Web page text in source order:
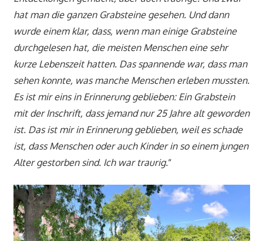
hat man die ganzen Grabsteine gesehen. Und dann
wurde einem klar, dass, wenn man einige Grabsteine
durchgelesen hat, die meisten Menschen eine sehr
kurze Lebenszeit hatten. Das spannende war, dass man
sehen konnte, was manche Menschen erleben mussten.
Es ist mir eins in Erinnerung geblieben: Ein Grabstein
mit der Inschrift, dass jemand nur 25 Jahre alt geworden
ist. Das ist mir in Erinnerung geblieben, weil es schade
ist, dass Menschen oder auch Kinder in so einem jungen
Alter gestorben sind. Ich war traurig.“